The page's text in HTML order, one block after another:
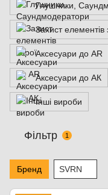
Глушники,
Захист елементів
Аксесуари до AR
Аксесуари до АК
Інші вироби
Фільтр 1
Бренд SVRN